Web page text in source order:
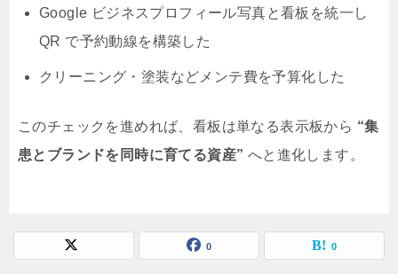
Google ビジネスプロフィール写真と看板を統一し
QR で予約動線を構築した
クリーニング・塗装などメンテ費を予算化した
このチェックを進めれば、看板は単なる表示板から “集
患とブランドを同時に育てる資産” へと進化します。
0 0